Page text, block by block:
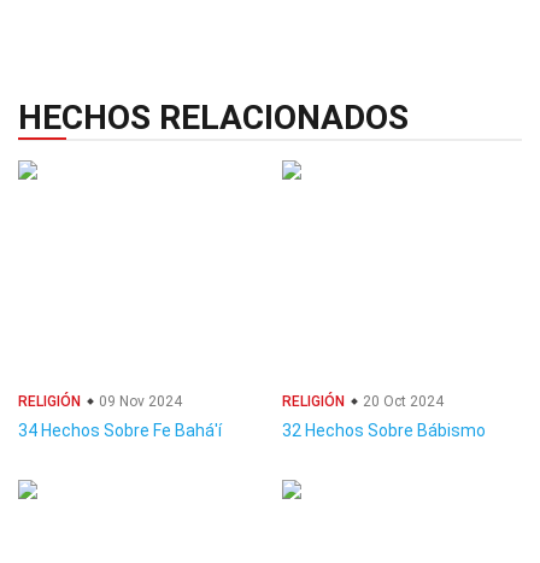
HECHOS RELACIONADOS
RELIGIÓN 09 Nov 2024
34 Hechos Sobre Fe Bahá'í
RELIGIÓN 20 Oct 2024
32 Hechos Sobre Bábismo